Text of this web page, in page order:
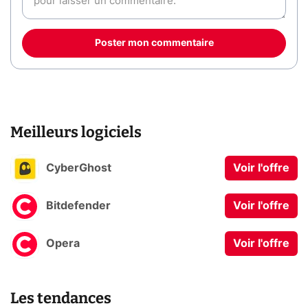
Poster mon commentaire
Meilleurs logiciels
CyberGhost Voir l'offre
Bitdefender Voir l'offre
Opera Voir l'offre
Les tendances